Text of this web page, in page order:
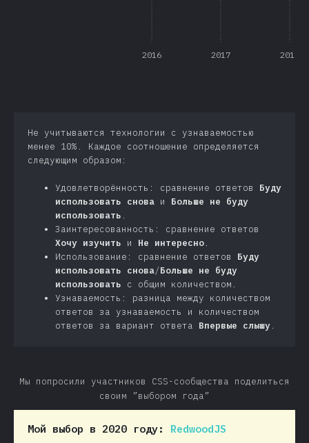
2016 2017 2018
Не учитываются технологии с узнаваемостью
менее 10%. Каждое соотношение определяется
следующим образом:
Удовлетворённость: сравнение ответов Буду
использовать снова и Больше не буду
использовать .
Заинтересованность: сравнение ответов
Хочу изучить и Не интересно.
Использование: сравнение ответов Буду
использовать снова/Больше не буду
использовать с общим количеством.
Узнаваемость: разница между количеством
ответов за узнаваемость и количеством
ответов за вариант ответа Впервые слышу.
Мы попросили участников CSS-сообщества поделиться
своим ”выбором года”
Мой выбор в 2020 году: RedwoodJS